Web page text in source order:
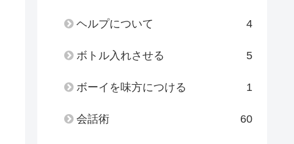
ヘルプについて 4
ボトル入れさせる 5
ボーイを味方につける 1
会話術 60